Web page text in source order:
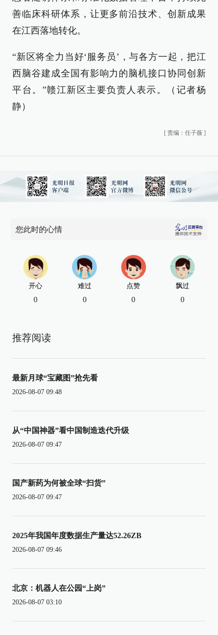
善临床科研体系，让更多前沿技术、创新成果
在江西落地转化。
“新区将全力当好‘服务员’，与各方一起，把江
西脑谷建成全国有影响力的脑机接口协同创新
平台。”赣江新区主要负责人表示。（记者杨
静）
[ 责编：任子薇 ]
您此时的心情
开心
0
难过
0
点赞
0
飘过
0
推荐阅读
最新月球“宝藏图”抢先看
2026-08-07 09:48
从“中国神器”看中国制造迭代升级
2026-08-07 09:47
国产新药为何被全球“扫货”
2026-08-07 09:47
2025年我国年度数据生产量达52.26ZB
2026-08-07 09:46
北京：机器人在公园“上岗”
2026-08-07 03:10